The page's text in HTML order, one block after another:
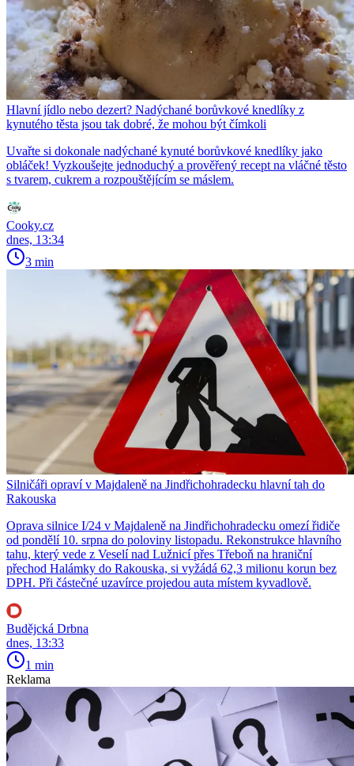
Hlavní jídlo nebo dezert? Nadýchané borůvkové knedlíky z
kynutého těsta jsou tak dobré, že mohou být čímkoli
Uvařte si dokonale nadýchané kynuté borůvkové knedlíky jako
obláček! Vyzkoušejte jednoduchý a prověřený recept na vláčné těsto
s tvarem, cukrem a rozpouštějícím se máslem.
Cooky.cz
dnes, 13:34
3 min
Silničáři opraví v Majdaleně na Jindřichohradecku hlavní tah do
Rakouska
Oprava silnice I/24 v Majdaleně na Jindřichohradecku omezí řidiče
od pondělí 10. srpna do poloviny listopadu. Rekonstrukce hlavního
tahu, který vede z Veselí nad Lužnicí přes Třeboň na hraniční
přechod Halámky do Rakouska, si vyžádá 62,3 milionu korun bez
DPH. Při částečné uzavírce projedou auta místem kyvadlově.
Budějcká Drbna
dnes, 13:33
1 min
Reklama